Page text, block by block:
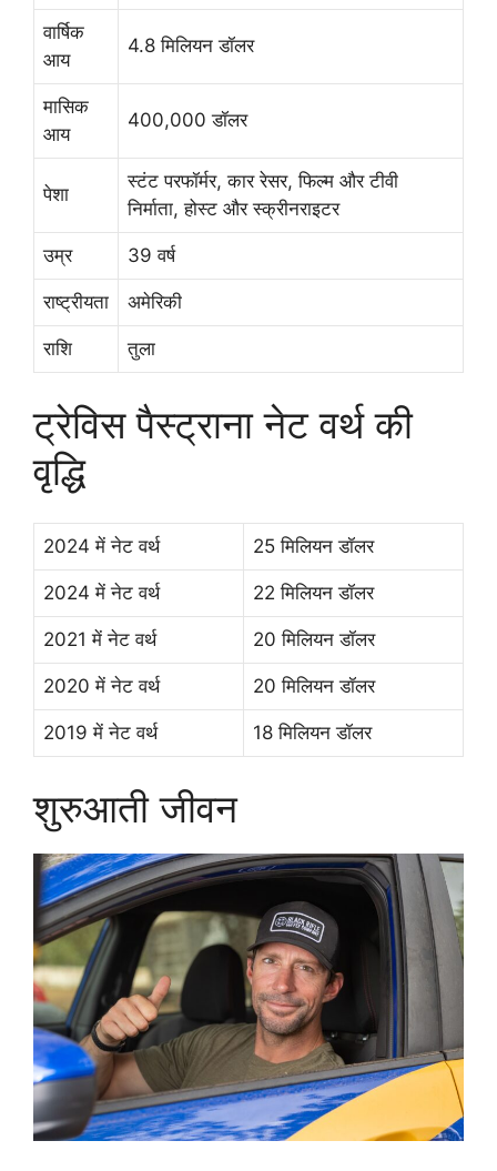
वार्षिक
आय
4.8 मिलियन डॉलर
मासिक
आय
400,000 डॉलर
पेशा
स्टंट परफॉर्मर, कार रेसर, फिल्म और टीवी
निर्माता, होस्ट और स्क्रीनराइटर
उम्र 39 वर्ष
राष्ट्रीयता अमेरिकी
राशि तुला
ट्रेविस पैस्ट्राना नेट वर्थ की
वृद्धि
2024 में नेट वर्थ 25 मिलियन डॉलर
2024 में नेट वर्थ 22 मिलियन डॉलर
2021 में नेट वर्थ 20 मिलियन डॉलर
2020 में नेट वर्थ 20 मिलियन डॉलर
2019 में नेट वर्थ 18 मिलियन डॉलर
शुरुआती जीवन